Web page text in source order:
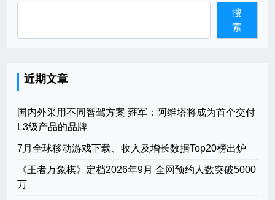
搜
索
近期文章
国内外采用不同智驾方案 雍军：阿维塔将成为首个交付
L3级产品的品牌
7月全球移动游戏下载、收入及增长数据Top20榜出炉
《王者万象棋》定档2026年9月 全网预约人数突破5000
万